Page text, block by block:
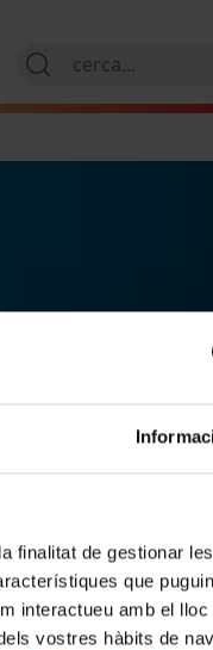
finalitat de gestionar
que
interactueu amb el
vostres hàbits de